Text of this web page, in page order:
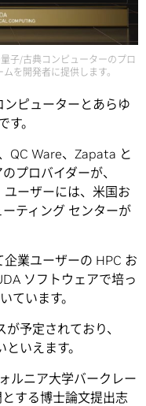
子/古典コンピューターのプロ
を開発者に提供します。
ピューターとあらゆ
。
QC Ware、Zapata と
プロバイダーが、
ーザーには、米国お
ティング センターが
業ユーザーの HPC お
ソフトウェアで培っ
ています。
予定されており、
いえます。
ルニア大学バークレー
する博士論文提出志